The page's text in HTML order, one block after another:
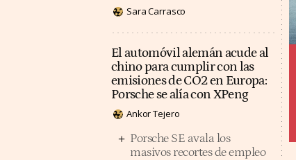
Sara Carrasco
El automóvil alemán acude al
chino para cumplir con las
emisiones de CO2 en Europa:
Porsche se alía con XPeng
Ankor Tejero
Porsche SE avala los
masivos recortes de empleo